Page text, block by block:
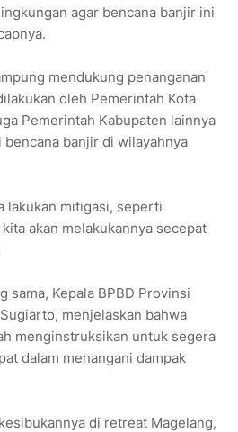
agar bencana banjir ini
mendukung penanganan
oleh Pemerintah Kota
Pemerintah Kabupaten lainnya
bencana banjir di wilayahnya
lakukan mitigasi, seperti
akan melakukannya secepat
sama, Kepala BPBD Provinsi
menjelaskan bahwa
menginstruksikan untuk segera
dalam menangani dampak
di retreat Magelang,